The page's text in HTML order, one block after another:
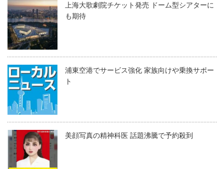
上海大歌劇院チケット発売 ドーム型シアターに
も期待
浦東空港でサービス強化 家族向けや乗換サポー
ト
美顔写真の精神科医 話題沸騰で予約殺到